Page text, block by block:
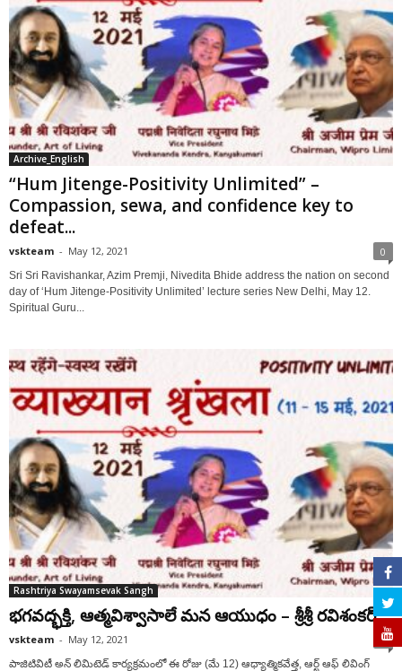
Archive_English
“Hum Jitenge-Positivity Unlimited” –
Compassion, sewa, and confidence key to
defeat...
vskteam - May 12, 2021 0
Sri Sri Ravishankar, Azim Premji, Nivedita Bhide address the nation on second
day of ‘Hum Jitenge-Positivity Unlimited’ lecture series New Delhi, May 12.
Spiritual Guru...
Rashtriya Swayamsevak Sangh
భగవద్భక్తి, ఆత్మవిశ్వాసాలే మన ఆయుధం – శ్రీశ్రీ రవిశంకర్
vskteam - May 12, 2021 0
పాజిటివిటీ అన్ లిమిటెడ్ కార్యక్రమంలో ఈ రోజు (మే 12) ఆధ్యాత్మికవేత్త, ఆర్ట్ ఆఫ్ లివింగ్